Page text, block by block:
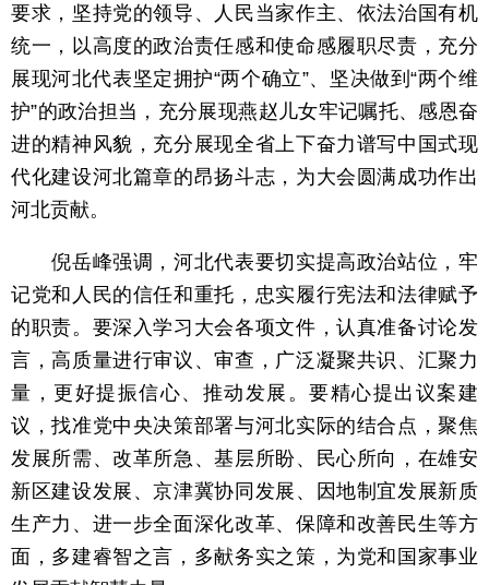
要求，坚持党的领导、人民当家作主、依法治国有机
统一，以高度的政治责任感和使命感履职尽责，充分
展现河北代表坚定拥护“两个确立”、坚决做到“两个维
护”的政治担当，充分展现燕赵儿女牢记嘱托、感恩奋
进的精神风貌，充分展现全省上下奋力谱写中国式现
代化建设河北篇章的昂扬斗志，为大会圆满成功作出
河北贡献。
倪岳峰强调，河北代表要切实提高政治站位，牢
记党和人民的信任和重托，忠实履行宪法和法律赋予
的职责。要深入学习大会各项文件，认真准备讨论发
言，高质量进行审议、审查，广泛凝聚共识、汇聚力
量，更好提振信心、推动发展。要精心提出议案建
议，找准党中央决策部署与河北实际的结合点，聚焦
发展所需、改革所急、基层所盼、民心所向，在雄安
新区建设发展、京津冀协同发展、因地制宜发展新质
生产力、进一步全面深化改革、保障和改善民生等方
面，多建睿智之言，多献务实之策，为党和国家事业